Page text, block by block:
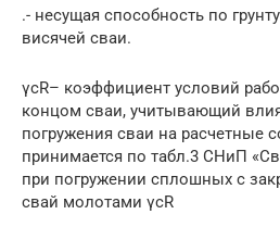
.- несущая способность по
висячей сваи.
γсR– коэффициент условий
концом сваи, учитывающий
погружения сваи на расчетные
принимается по табл.3 СНиП
при погружении сплошных с
свай молотами γсR